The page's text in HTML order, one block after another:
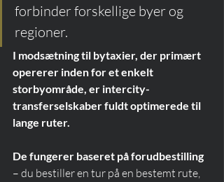
forbinder forskellige byer og
regioner.
I modsætning til bytaxier, der primært
opererer inden for et enkelt
storbyområde, er intercity-
transferselskaber fuldt optimerede til
lange ruter.
De fungerer baseret på forudbestilling
– du bestiller en tur på en bestemt rute,